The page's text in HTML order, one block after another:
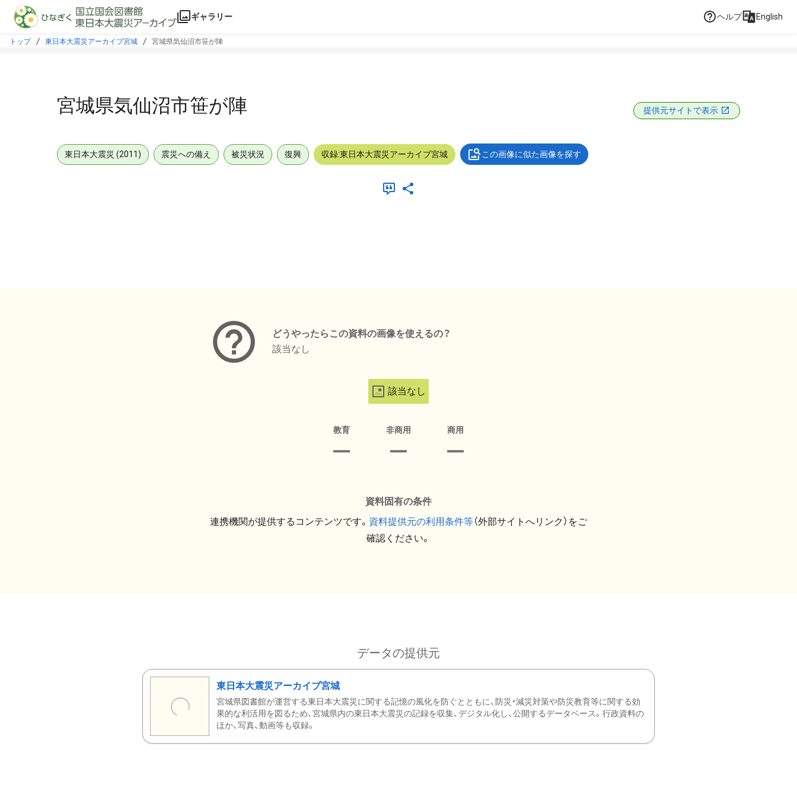
本文に飛ぶ
ギャラリー ヘルプ English
トップ 東日本大震災アーカイブ宮城 宮城県気仙沼市笹が陣
宮城県気仙沼市笹が陣 提供元サイトで表示
東日本大震災 (2011) 震災への備え 被災状況 復興 収録:東日本大震災アーカイブ宮城 この画像に似た画像を探す
どうやったらこの資料の画像を使えるの？
該当なし
該当なし
教育 非商用 商用
資料固有の条件
連携機関が提供するコンテンツです。 資料提供元の利用条件等（外部サイトへリンク）をご
確認ください。
データの提供元
東日本大震災アーカイブ宮城
宮城県図書館が運営する東日本大震災に関する記憶の風化を防ぐとともに、防災・減災対策や防災教育等に関する効
果的な利活用を図るため、宮城県内の東日本大震災の記録を収集、デジタル化し、公開するデータベース。行政資料の
ほか、写真、動画等も収録。